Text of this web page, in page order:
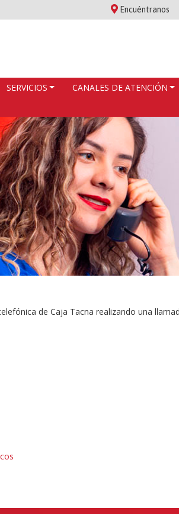
Encuéntranos
SERVICIOS CANALES DE ATENCIÓN
de Caja Tacna realizando una